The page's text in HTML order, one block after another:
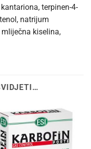
terpinen-4-
natrijum
kiselina,